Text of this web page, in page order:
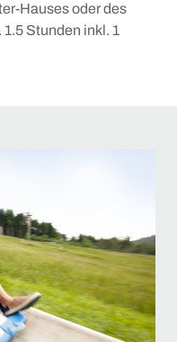
Hauses oder des
Stunden inkl. 1